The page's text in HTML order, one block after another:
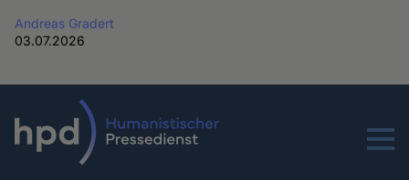
Andreas Gradert
03.07.2026
Menu